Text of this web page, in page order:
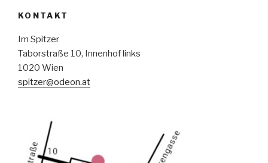
KONTAKT
Im Spitzer
Taborstraße 10, Innenhof links
1020 Wien
spitzer@odeon.at